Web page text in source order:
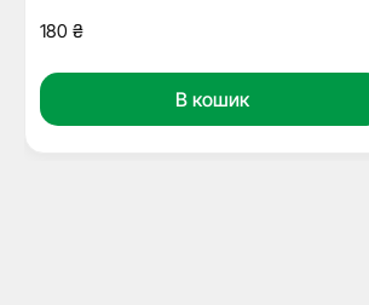
180 ₴
В кошик